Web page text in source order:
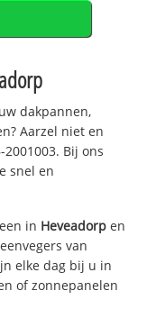
dakpannen,
Aarzel niet en
Bij ons
snel en
in Heveadorp en
van
elke dag bij u in
of zonnepanelen